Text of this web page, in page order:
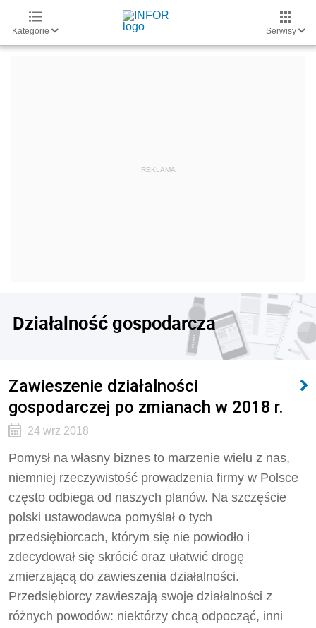
Kategorie Serwisy
Działalność gospodarcza
Zawieszenie działalności
gospodarczej po zmianach w 2018 r.
24 wrz 2018
Pomysł na własny biznes to marzenie wielu z nas,
niemniej rzeczywistość prowadzenia firmy w Polsce
często odbiega od naszych planów. Na szczęście
polski ustawodawca pomyślał o tych
przedsiębiorcach, którym się nie powiodło i
zdecydował się skrócić oraz ułatwić drogę
zmierzającą do zawieszenia działalności.
Przedsiębiorcy zawieszają swoje działalności z
różnych powodów: niektórzy chcą odpocząć, inni